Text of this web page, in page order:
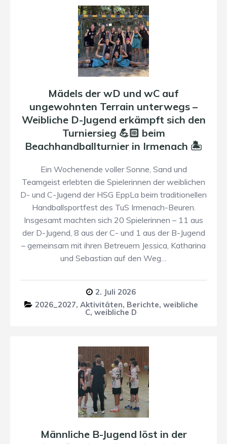
Mädels der wD und wC auf
ungewohnten Terrain unterwegs –
Weibliche D-Jugend erkämpft sich den
Turniersieg 💪🏻 beim
Beachhandballturnier in Irmenach 🏝️
Ein Wochenende voller Sonne, Sand und
Teamgeist erlebten die Spielerinnen der weiblichen
D- und C-Jugend der HSG EppLa beim traditionellen
Handballsportfest des TuS Irmenach-Beuren.
Insgesamt machten sich 20 Spielerinnen – 11 aus
der D-Jugend, 8 aus der C- und 1 aus der B-Jugend
– gemeinsam mit ihren Betreuern Jessica, Katharina
und Sebastian auf den Weg…
2. Juli 2026
2026_2027, Aktivitäten, Berichte, weibliche
C, weibliche D
Männliche B-Jugend löst in der